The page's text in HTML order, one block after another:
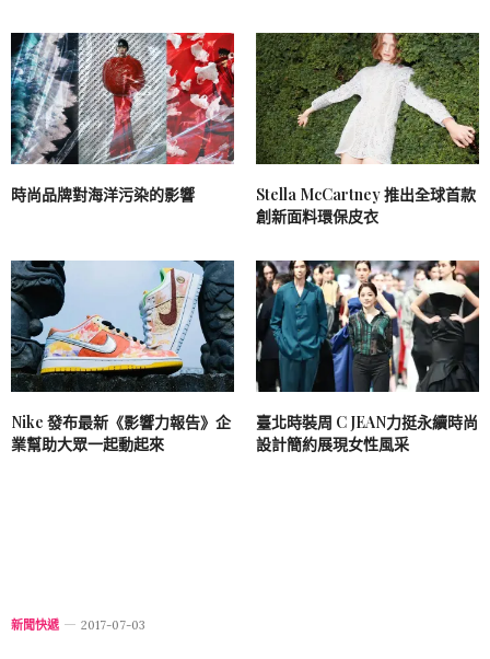
時尚品牌對海洋污染的影響
Stella McCartney 推出全球首款
創新面料環保皮衣
Nike 發布最新《影響力報告》企
業幫助大眾一起動起來
臺北時裝周 C JEAN力挺永續時尚
設計簡約展現女性風采
新聞快遞 2017-07-03